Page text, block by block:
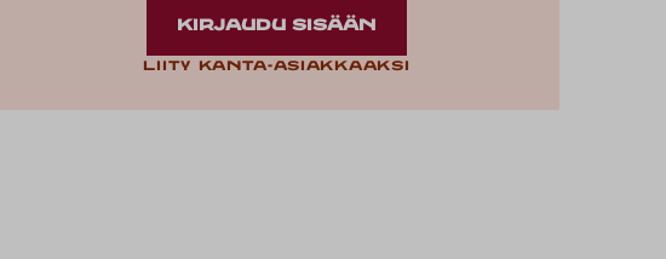
KIRJAUDU SISÄÄN
Liity kanta-asiakkaaksi